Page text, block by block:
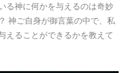
る神に何かを与えるのは奇妙
神ご自身が御言葉の中で、私
えることができるかを教えて